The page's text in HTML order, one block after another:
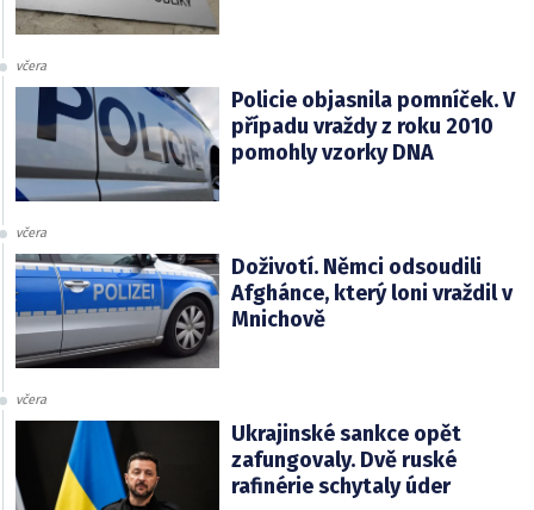
včera
Policie objasnila pomníček. V
případu vraždy z roku 2010
pomohly vzorky DNA
včera
Doživotí. Němci odsoudili
Afghánce, který loni vraždil v
Mnichově
včera
Ukrajinské sankce opět
zafungovaly. Dvě ruské
rafinérie schytaly úder